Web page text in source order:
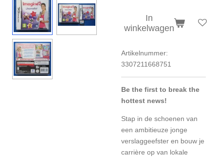
In
winkelwagen
Artikelnummer:
3307211668751
Be the first to break the
hottest news!
Stap in de schoenen van
een ambitieuze jonge
verslaggeefster en bouw je
carrière op van lokale